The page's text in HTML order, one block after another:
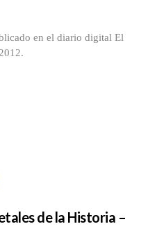
en el diario digital El
de la Historia –